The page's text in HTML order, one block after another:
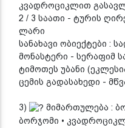
კვადროციკლით
2 / 3 საათი - ტურის
ლარი
სანახავი ობიექტები :
მონასტერი - სერაფიმ
ტიმოთეს უბანი
ცემის გადასახედი -
3)
მიმართულება :
ბორჯომი •